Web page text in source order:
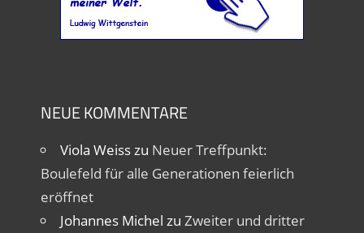
NEUE KOMMENTARE
Viola Weisszu Neuer Treffpunkt:
Boulefeld für alle Generationen feierlich
eröffnet
Johannes Michel zu Zweiter und dritter